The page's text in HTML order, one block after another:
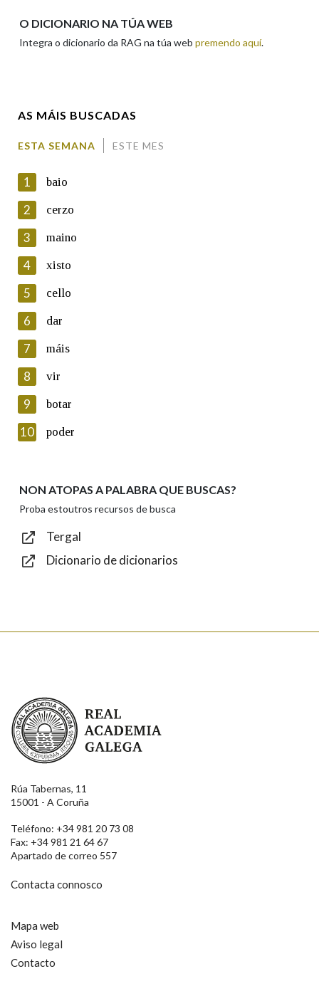
En cumprimento da normativa vixente en materia de
Protección de Datos de Carácter Persoal, a Real Academia
Galega informa a aqueles usuarios que faciliten o seu correo
electrónico, así como calquera outra información de carácter
persoal, que estes datos serán obxecto de tratamento
automatizado de carácter confidencial e incorporados aos seus
ficheiros informáticos. Así mesmo, os usuarios poderán exercer o
seu dereito de acceso, rectificación, oposición e cancelación dos
seus datos poñéndose en contacto connosco.
Lin e acepto as condicións da política de
Introduce o código que aparece na imaxe:
Texto de verificación
O DICIONARIO NA TÚA WEB
Integra o dicionario da RAG na túa web premendo aquí.
AS MÁIS BUSCADAS
ESTA SEMANA ESTE MES
1 baio
2 cerzo
3 maino
4 xisto
5 cello
6 dar
7 máis
8 vir
9 botar
10 poder
NON ATOPAS A PALABRA QUE BUSCAS?
Proba estoutros recursos de busca
Tergal
Dicionario de dicionarios
Real Academia Galega
Rúa Tabernas, 11
15001 - A Coruña
Teléfono: +34 981 20 73 08
Fax: +34 981 21 64 67
Apartado de correo 557
Contacta connosco
Mapa web
Aviso legal
Contacto